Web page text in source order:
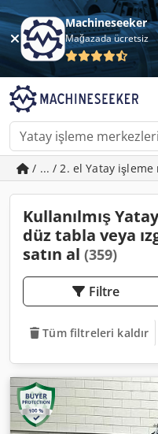
Machineseeker
Mağazada ücretsiz
/ ... / 2. el Yatay
Kullanılmış
düz tabla veya
satın al (359)
Filtre
Tüm filtreleri kaldır